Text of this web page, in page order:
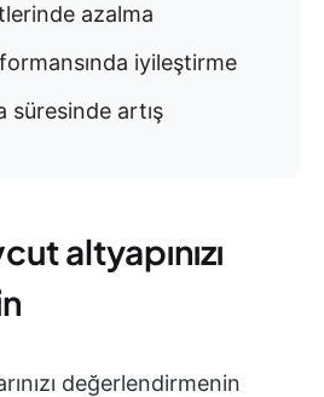
azalma
iyileştirme
süresinde artış
altyapınızı
değerlendirmenin